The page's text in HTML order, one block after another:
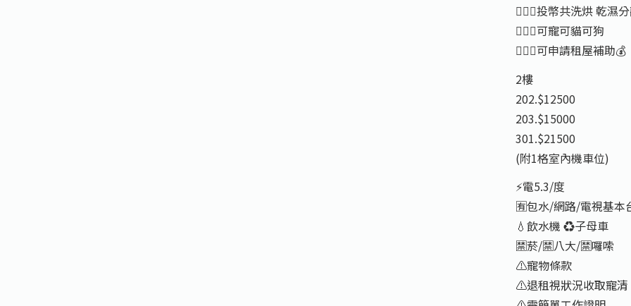
🙋🏻‍♂️投幣共洗烘 乾濕
🙋🏻‍♂️可寵可貓可狗
🙋🏻‍♂️可申請租屋補助💰
2樓
202.$12500
203.$15000
301.$21500
(附1格室內機車位)
⚡️電5.3/度
🈶️包水/網路/電視基本
💧飲水機 ♻️子母車
🈲️菸/🈲️八大/🈲️囉嗦
⚠️寵物條款
⚠️退租視狀況收取寵清